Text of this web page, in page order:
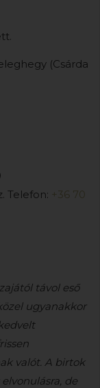
(Csárda
Telefon: +36 70
távol eső
ugyanakkor
valót. A birtok
de